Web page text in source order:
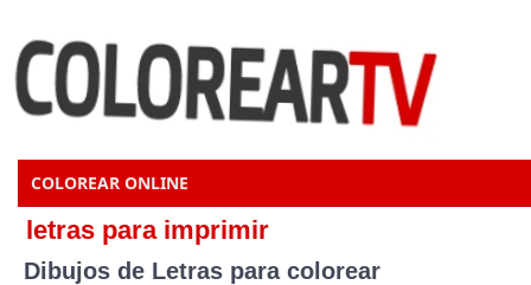
COLOREAR ONLINE
letras para imprimir
Dibujos de Letras para colorear